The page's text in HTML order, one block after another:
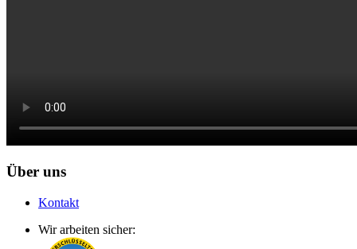
Über uns
Kontakt
Wir arbeiten sicher: